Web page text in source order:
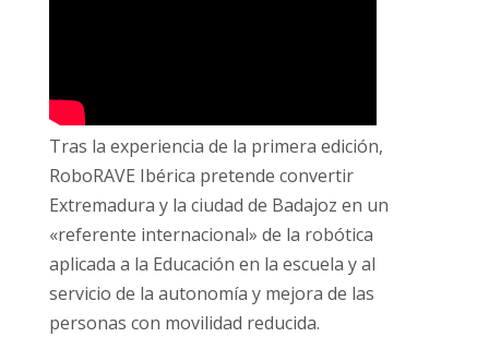
Tras la experiencia de la primera edición,
RoboRAVE Ibérica pretende convertir
Extremadura y la ciudad de Badajoz en un
«referente internacional» de la robótica
aplicada a la Educación en la escuela y al
servicio de la autonomía y mejora de las
personas con movilidad reducida.